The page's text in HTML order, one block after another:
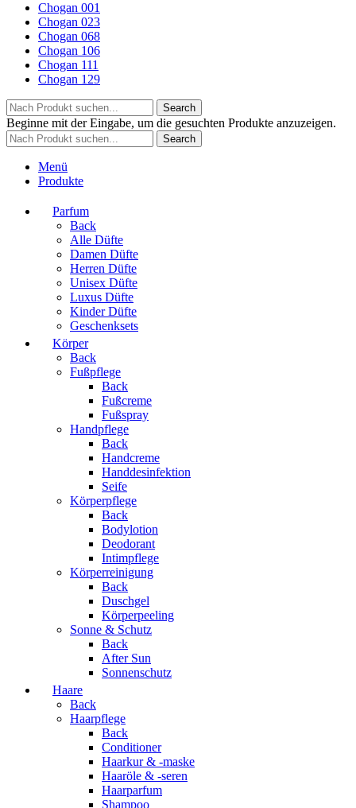
Chogan 001
Chogan 023
Chogan 068
Chogan 106
Chogan 111
Chogan 129
Search
Beginne mit der Eingabe, um die gesuchten Produkte anzuzeigen.
Search
Menü
Produkte
Parfum
Back
Alle Düfte
Damen Düfte
Herren Düfte
Unisex Düfte
Luxus Düfte
Kinder Düfte
Geschenksets
Körper
Back
Fußpflege
Back
Fußcreme
Fußspray
Handpflege
Back
Handcreme
Handdesinfektion
Seife
Körperpflege
Back
Bodylotion
Deodorant
Intimpflege
Körperreinigung
Back
Duschgel
Körperpeeling
Sonne & Schutz
Back
After Sun
Sonnenschutz
Haare
Back
Haarpflege
Back
Conditioner
Haarkur & -maske
Haaröle & -seren
Haarparfum
Shampoo